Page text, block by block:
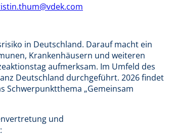
in Deutschland. Darauf macht ein
Krankenhäusern und weiteren
aufmerksam. Im Umfeld des
Deutschland durchgeführt. 2026 findet
Schwerpunktthema „Gemeinsam
und